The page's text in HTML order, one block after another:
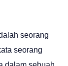
seorang
seorang